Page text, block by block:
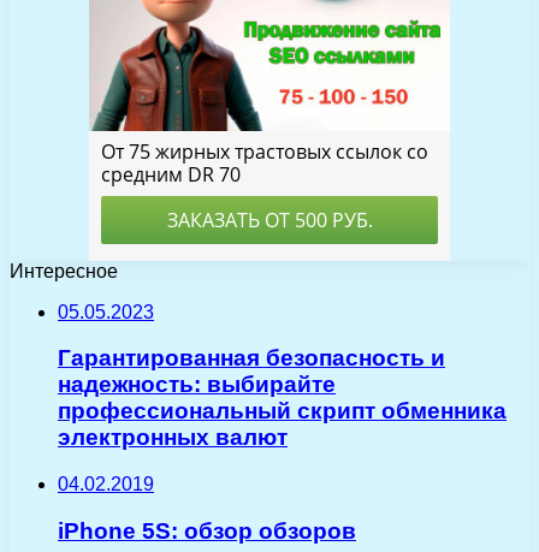
Интересное
05.05.2023
Гарантированная безопасность и
надежность: выбирайте
профессиональный скрипт обменника
электронных валют
04.02.2019
iPhone 5S: обзор обзоров